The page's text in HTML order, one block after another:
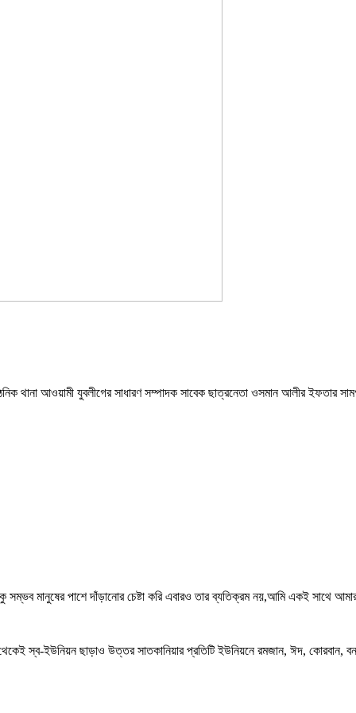
থানা আওয়ামী যুবলীগের সাধারণ সম্পাদক সাবেক ছাত্রনেতা ওসমান আলীর ইফতার
মানুষের পাশে দাঁড়ানোর চেষ্টা করি এবারও তার ব্যতিক্রম নয়,আমি একই সাথে
স্ব-ইউনিয়ন ছাড়াও উত্তর সাতকানিয়ার প্রতিটি ইউনিয়নে রমজান, ঈদ, কোরবান,